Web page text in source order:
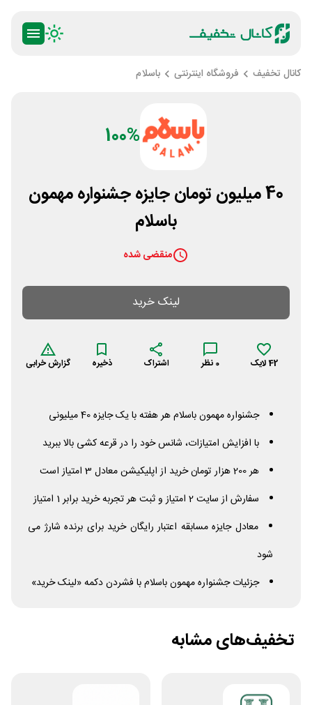
کانال تخفیف فروشگاه اینترنتی باسلام
100%
40 میلیون تومان جایزه جشنواره مهمون
باسلام
منقضی شده
لینک خرید
42 لایک 0 نظر اشتراک ذخیره گزارش خرابی
جشنواره مهمون باسلام هر هفته با یک جایزه 40 میلیونی
با افزایش امتیازات، شانس خود را در قرعه کشی بالا ببرید
هر 200 هزار تومان خرید از اپلیکیشن معادل 3 امتیاز است
سفارش از سایت 2 امتیاز و ثبت هر تجربه خرید برابر 1 امتیاز
معادل جایزه مسابقه اعتبار رایگان خرید برای برنده شارژ می
شود
جزئیات جشنواره مهمون باسلام با فشردن دکمه «لینک خرید»
تخفیف‌های مشابه